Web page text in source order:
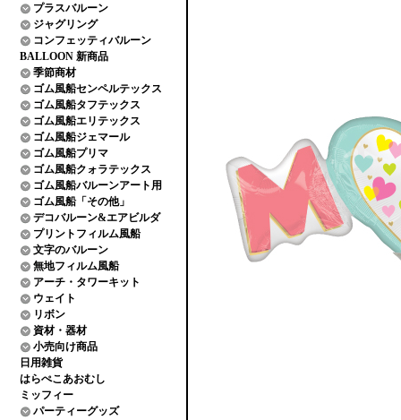
プラスバルーン
ジャグリング
コンフェッティバルーン
BALLOON 新商品
季節商材
ゴム風船センペルテックス
ゴム風船タフテックス
ゴム風船エリテックス
ゴム風船ジェマール
ゴム風船プリマ
ゴム風船クォラテックス
ゴム風船バルーンアート用
ゴム風船「その他」
デコバルーン&エアビルダ
プリントフィルム風船
文字のバルーン
無地フィルム風船
アーチ・タワーキット
ウェイト
リボン
資材・器材
小売向け商品
日用雑貨
はらぺこあおむし
ミッフィー
パーティーグッズ